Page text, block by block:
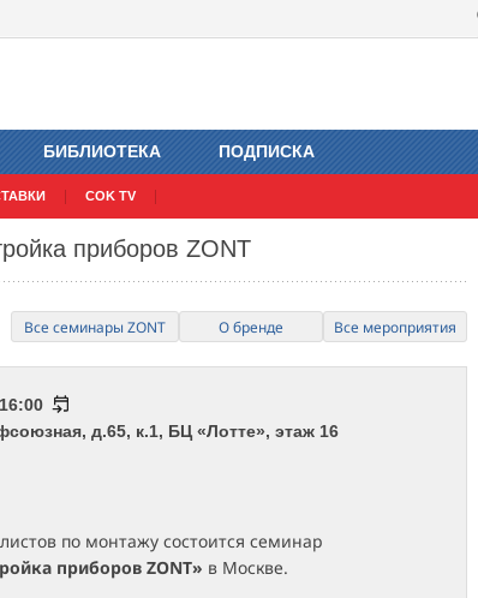
COK TV
БИБЛИОТЕКА ПОДПИСКА
приборов ZONT
Все семинары ZONT О бренде Все мероприятия
д.65, к.1, БЦ «Лотте», этаж 16
по монтажу состоится семинар
приборов ZONT» в Москве.